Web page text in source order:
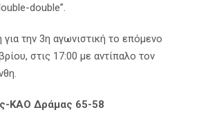
double”.
την 3η αγωνιστική το επόμενο
στις 17:00 με αντίπαλο τον
ΚΑΟ Δράμας 65-58